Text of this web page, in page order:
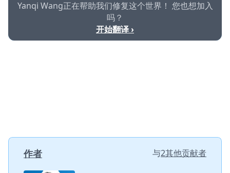
Yanqi Wang正在帮助我们修复这个世界！ 您也想加入
吗？
开始翻译 ›
作者 与2其他贡献者